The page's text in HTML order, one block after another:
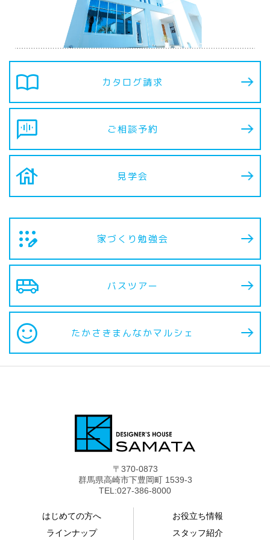
import_contacts カタログ請求
voice_chat ご相談予約
house 見学会
app_registration 家づくり勉強会
airport_shuttle バスツアー
sentiment_satisfied たかさきまんなかマルシェ
〒370-0873
群馬県高崎市下豊岡町 1539-3
TEL:027-386-8000
はじめての方へ
ラインナップ
お役立ち情報
スタッフ紹介